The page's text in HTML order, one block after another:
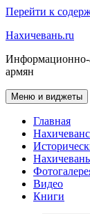
Перейти к
Нахичевань.ru
Информационно-
армян
Меню и виджеты
Главная
Видео
Книги